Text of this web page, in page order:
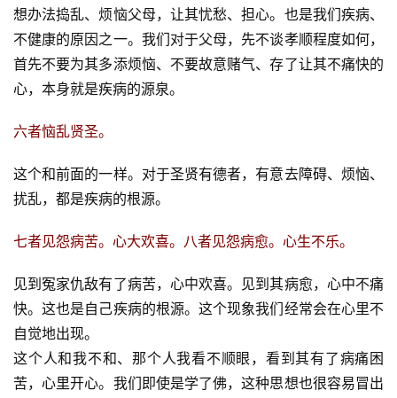
想办法捣乱、烦恼父母，让其忧愁、担心。也是我们疾病、
不健康的原因之一。我们对于父母，先不谈孝顺程度如何，
首先不要为其多添烦恼、不要故意赌气、存了让其不痛快的
心，本身就是疾病的源泉。
六者恼乱贤圣。
这个和前面的一样。对于圣贤有德者，有意去障碍、烦恼、
扰乱，都是疾病的根源。
七者见怨病苦。心大欢喜。八者见怨病愈。心生不乐。
见到冤家仇敌有了病苦，心中欢喜。见到其病愈，心中不痛
快。这也是自己疾病的根源。这个现象我们经常会在心里不
自觉地出现。
这个人和我不和、那个人我看不顺眼，看到其有了病痛困
苦，心里开心。我们即使是学了佛，这种思想也很容易冒出